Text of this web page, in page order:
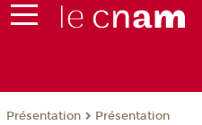
Présentation Présentation